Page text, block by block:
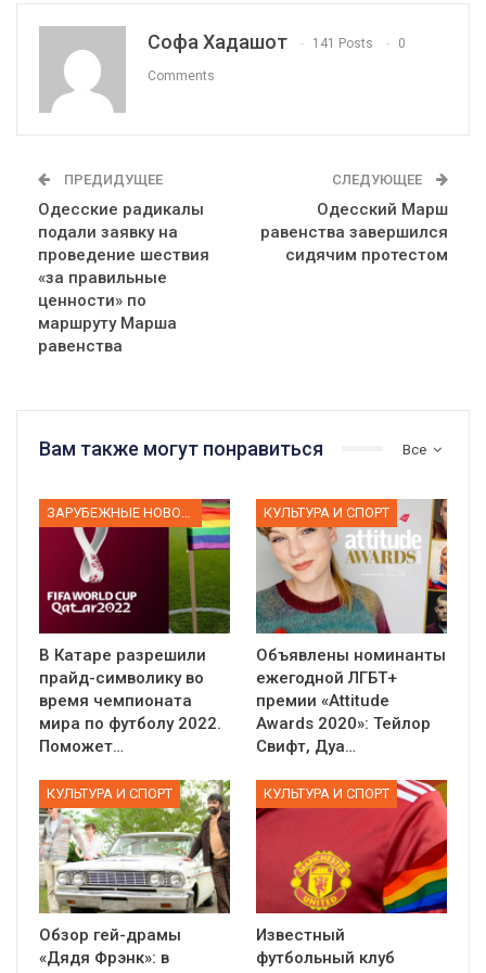
Софа Хадашот 141 Posts 0
Comments
ПРЕДИДУЩЕЕ
Одесские радикалы
подали заявку на
проведение шествия
«за правильные
ценности» по
маршруту Марша
равенства
СЛЕДУЮЩЕЕ
Одесский Марш
равенства завершился
сидячим протестом
Все
Вам также могут понравиться
ЗАРУБЕЖНЫЕ НОВОСТИ
В Катаре разрешили
прайд-символику во
время чемпионата
мира по футболу 2022.
Поможет…
КУЛЬТУРА И СПОРТ
Объявлены номинанты
ежегодной ЛГБТ+
премии «Attitude
Awards 2020»: Тейлор
Свифт, Дуа…
КУЛЬТУРА И СПОРТ
Обзор гей-драмы
«Дядя Фрэнк»: в
КУЛЬТУРА И СПОРТ
Известный
футбольный клуб